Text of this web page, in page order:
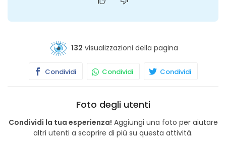
132 visualizzazioni della pagina
Condividi Condividi Condividi
Foto degli utenti
Condividi la tua esperienza! Aggiungi una foto per aiutare
altri utenti a scoprire di più su questa attività.